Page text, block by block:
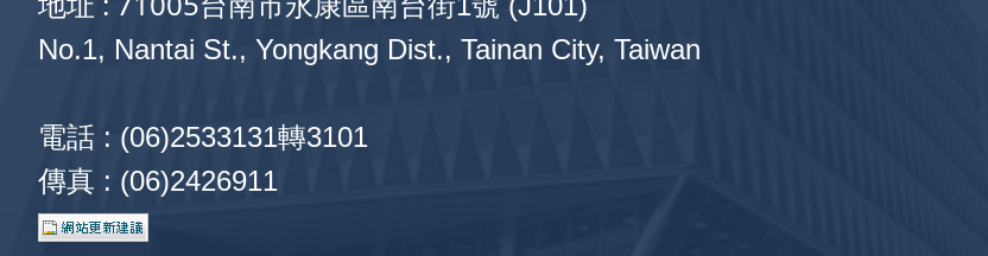
No.1, Nantai St., Yongkang Dist., Tainan City, Taiwan
電話 : (06)2533131轉3101
傳真 : (06)2426911